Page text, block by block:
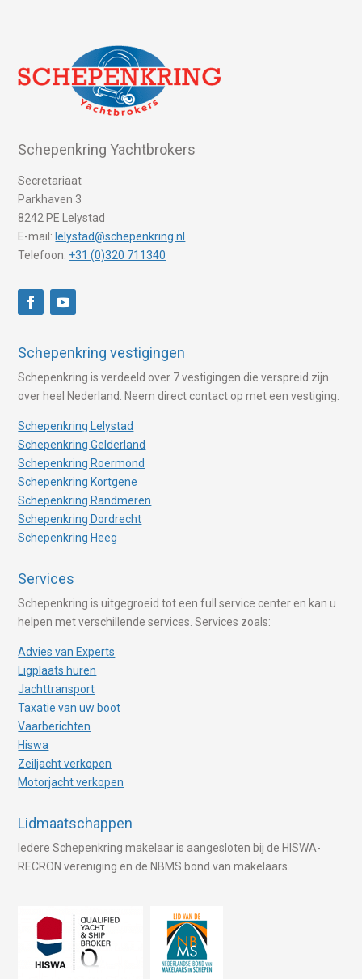
Schepenkring Yachtbrokers
Secretariaat
Parkhaven 3
8242 PE Lelystad
E-mail: lelystad@schepenkring.nl
Telefoon: +31 (0)320 711340
Schepenkring vestigingen
Schepenkring is verdeeld over 7 vestigingen die verspreid zijn
over heel Nederland. Neem direct contact op met een vestiging.
Schepenkring Lelystad
Schepenkring Gelderland
Schepenkring Roermond
Schepenkring Kortgene
Schepenkring Randmeren
Schepenkring Dordrecht
Schepenkring Heeg
Services
Schepenkring is uitgegroeid tot een full service center en kan u
helpen met verschillende services. Services zoals:
Advies van Experts
Ligplaats huren
Jachttransport
Taxatie van uw boot
Vaarberichten
Hiswa
Zeiljacht verkopen
Motorjacht verkopen
Lidmaatschappen
Iedere Schepenkring makelaar is aangesloten bij de HISWA-
RECRON vereniging en de NBMS bond van makelaars.